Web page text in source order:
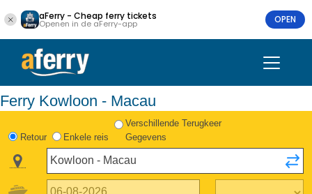
aFerry - Cheap ferry tickets
Openen in de aFerry-app OPEN
Ferry Kowloon - Macau
Retour Enkele reis
Verschillende Terugkeer
Gegevens